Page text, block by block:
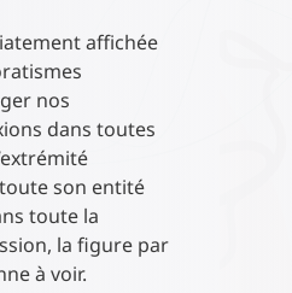
affichée
nos
dans toutes
son entité
toute la
la figure par
à voir.